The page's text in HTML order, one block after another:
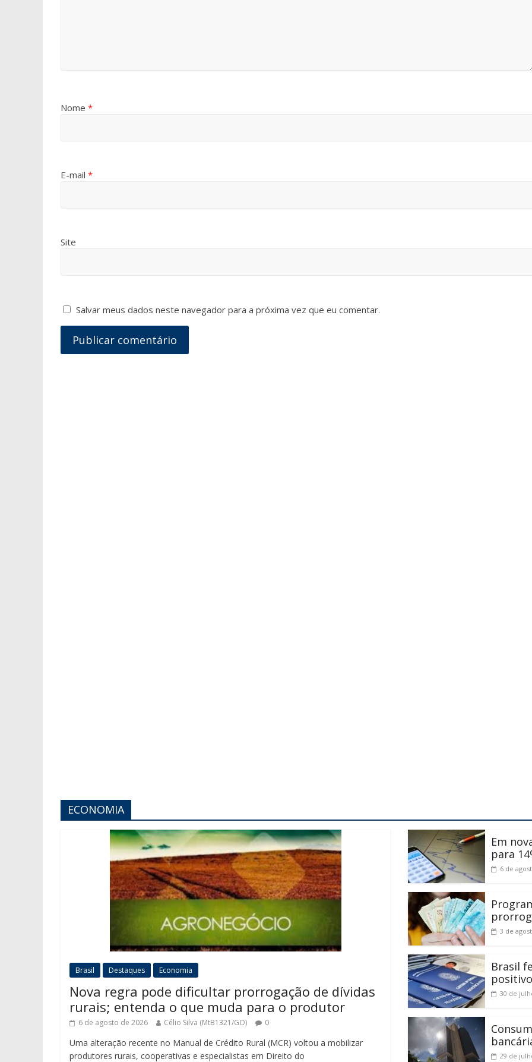
Nome *
E-mail *
Site
Salvar meus dados neste navegador para a próxima vez que eu comentar.
ECONOMIA
Brasil Destaques Economia
Nova regra pode dificultar prorrogação de dívidas
rurais; entenda o que muda para o produtor
6 de agosto de 2026 Célio Silva (MtB1321/GO) 0
Uma alteração recente no Manual de Crédito Rural (MCR) voltou a mobilizar
produtores rurais, cooperativas e especialistas em Direito do
Em
para
6 de
3 de
Brasil
30 de
29 de